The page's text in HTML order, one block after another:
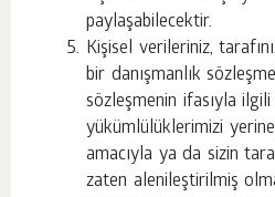
paylaşabilecektir.
Kişisel verileriniz,
bir danışmanlık
sözleşmenin ifasıyla
yükümlülüklerimizi
amacıyla ya da sizin
zaten alenileştirilmiş